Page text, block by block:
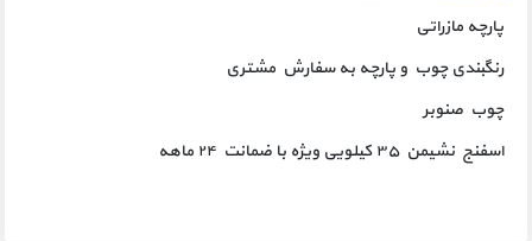
پارچه مازراتی
رنگبندی چوب و پارچه به سفارش مشتری
چوب صنوبر
اسفنج نشیمن ۳۵ کیلویی ویژه با ضمانت ۲۴ ماهه